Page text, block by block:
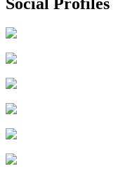
Social Profiles